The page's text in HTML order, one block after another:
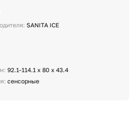
SANITA ICE
92.1-114.1 x 80 x 43.4
сенсорные